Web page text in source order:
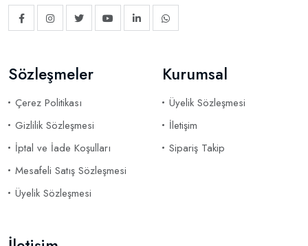
Sözleşmeler
Çerez Politikası
Gizlilik Sözleşmesi
İptal ve İade Koşulları
Mesafeli Satış Sözleşmesi
Üyelik Sözleşmesi
Kurumsal
Üyelik Sözleşmesi
İletişim
Sipariş Takip